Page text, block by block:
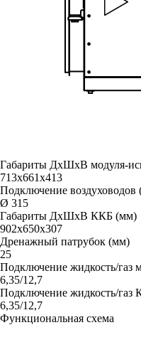
Габариты ДxШxВ модуля-
713х661х413
Подключение воздуховодов
Ø 315
Габариты ДxШxВ ККБ (мм)
902х650х307
Дренажный патрубок (мм)
25
Подключение жидкость/газ
6,35/12,7
Подключение жидкость/газ
6,35/12,7
Функциональная схема